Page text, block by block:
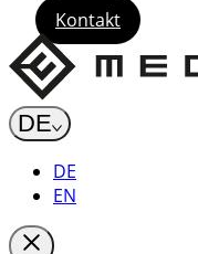
Kontakt
DE
DE
EN